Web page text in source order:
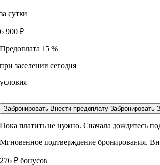
за сутки
6 900 ₽
Предоплата 15 %
при заселении сегодня
условия
Забронировать Внести предоплату Забронировать
Пока платить не нужно. Сначала дождитесь
Мгновенное подтверждение бронирования.
276 ₽ бонусов